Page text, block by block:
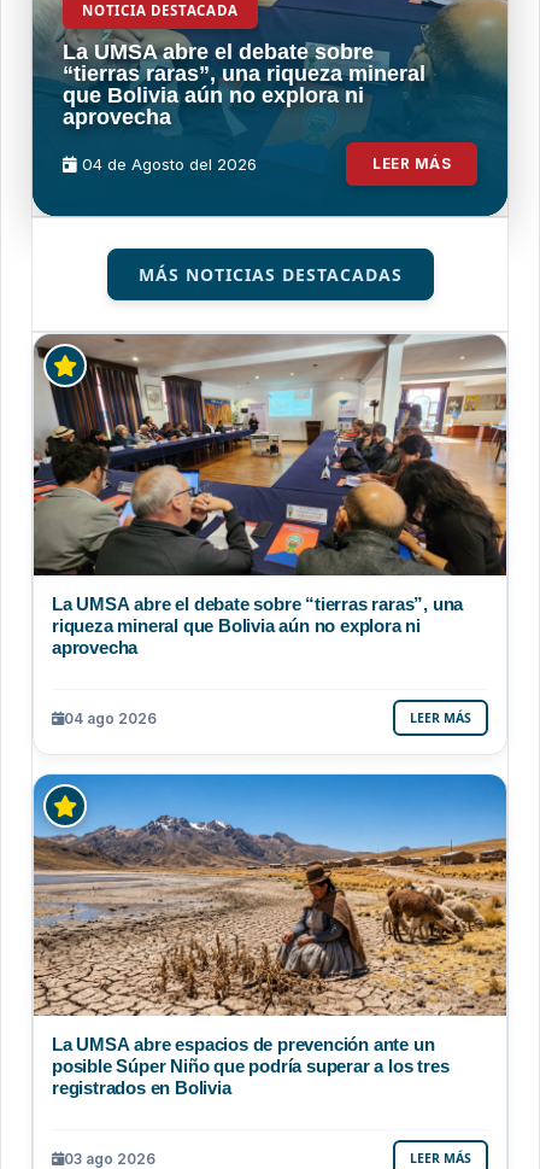
NOTICIA DESTACADA
La UMSA abre el debate sobre
“tierras raras”, una riqueza mineral
que Bolivia aún no explora ni
aprovecha
04 de Agosto del 2026 LEER MÁS
MÁS NOTICIAS DESTACADAS
La UMSA abre el debate sobre “tierras raras”, una
riqueza mineral que Bolivia aún no explora ni
aprovecha
04 ago 2026 LEER MÁS
La UMSA abre espacios de prevención ante un
posible Súper Niño que podría superar a los tres
registrados en Bolivia
03 ago 2026 LEER MÁS